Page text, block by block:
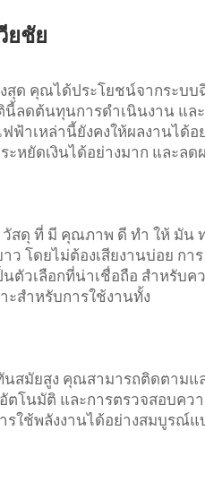
ยชัย
สุด คุณได้ประโยชน์จากระบบ
ลดต้นทุนการดําเนินงาน แล
าเหล่านี้ยังคงให้ผลงานได้อ
หยัดเงินได้อย่างมาก และลด
วัสดุ ที่ มี คุณภาพ ดี ทํา ให้ มัน
โดยไม่ต้องเสียงานบ่อย การ
ตัวเลือกที่น่าเชื่อถือ สําหรับค
สําหรับการใช้งานทั้ง
นสมัยสูง คุณสามารถติดตามแ
ตโนมัติ และการตรวจสอบคว
รใช้พลังงานได้อย่างสมบูรณ์แ